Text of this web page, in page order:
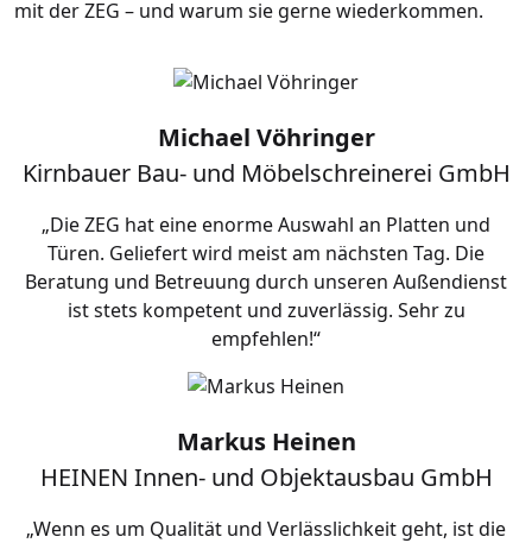
mit der ZEG – und warum sie gerne wiederkommen.
Michael Vöhringer
Kirnbauer Bau- und Möbelschreinerei GmbH
„Die ZEG hat eine enorme Auswahl an Platten und
Türen. Geliefert wird meist am nächsten Tag. Die
Beratung und Betreuung durch unseren Außendienst
ist stets kompetent und zuverlässig. Sehr zu
empfehlen!“
Markus Heinen
HEINEN Innen- und Objektausbau GmbH
„Wenn es um Qualität und Verlässlichkeit geht, ist die